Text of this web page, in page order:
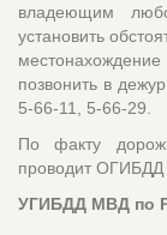
владеющим
установить
местонахождение
позвонить в
5-66-11, 5-66-29.
По факту
проводит
УГИБДД МВД по